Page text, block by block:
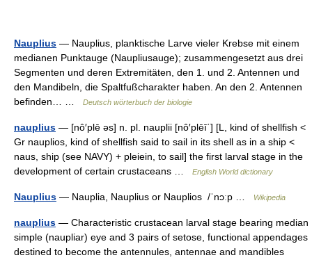
Nauplius — Nauplius, planktische Larve vieler Krebse mit einem
medianen Punktauge (Naupliusauge); zusammengesetzt aus drei
Segmenten und deren Extremitäten, den 1. und 2. Antennen und
den Mandibeln, die Spaltfußcharakter haben. An den 2. Antennen
befinden… …
Deutsch wörterbuch der biologie
nauplius — [nô′plē əs] n. pl. nauplii [nô′plēī΄] [L, kind of shellfish <
Gr nauplios, kind of shellfish said to sail in its shell as in a ship <
naus, ship (see NAVY) + pleiein, to sail] the first larval stage in the
development of certain crustaceans …
English World dictionary
Nauplius — Nauplia, Nauplius or Nauplios /ˈnɔːp … Wikipedia
nauplius — Characteristic crustacean larval stage bearing median
simple (naupliar) eye and 3 pairs of setose, functional appendages
destined to become the antennules, antennae and mandibles